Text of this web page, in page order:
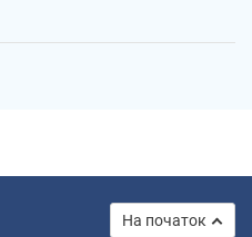
На початок